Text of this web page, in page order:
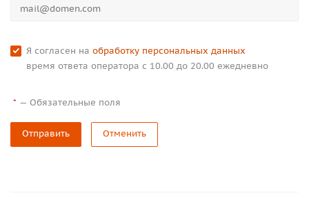
Я согласен на обработку персональных данных
время ответа оператора с 10.00 до 20.00 ежедневно
* — Обязательные поля
Отправить Отменить